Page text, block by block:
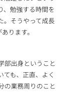
、勉強する時間を
。そうやって成長
ります。
部出身ということ
も、正直、よく
の業務周りのこと